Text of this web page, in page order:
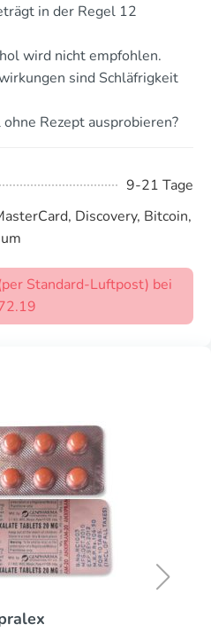
in der Regel 12
wird nicht empfohlen.
sind Schläfrigkeit
Rezept ausprobieren?
9-21 Tage
Discovery, Bitcoin,
Standard-Luftpost) bei